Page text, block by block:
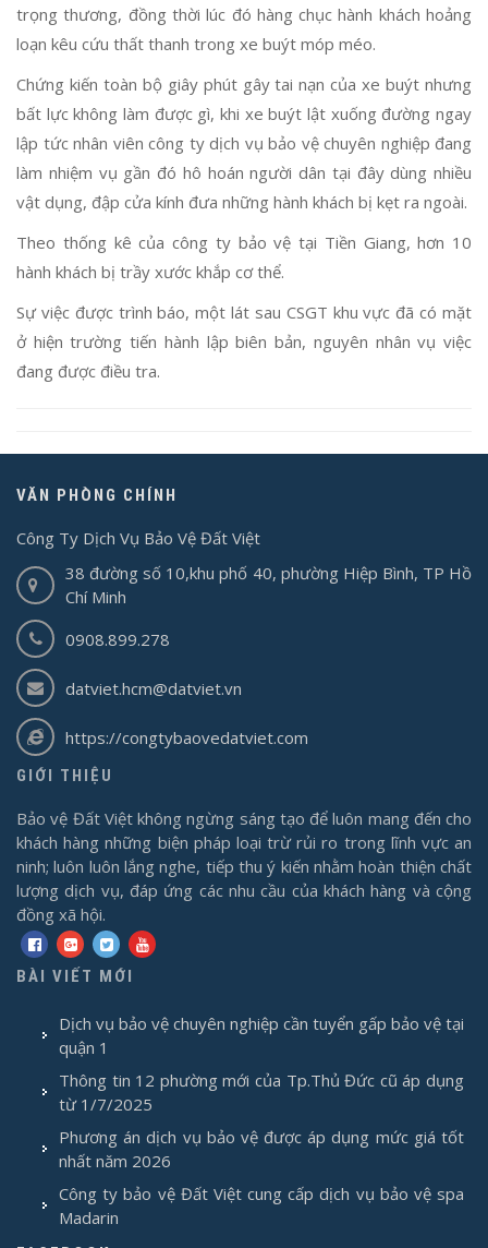
trọng thương, đồng thời lúc đó hàng chục hành khách hoảng
loạn kêu cứu thất thanh trong xe buýt móp méo.
Chứng kiến toàn bộ giây phút gây tai nạn của xe buýt nhưng
bất lực không làm được gì, khi xe buýt lật xuống đường ngay
lập tức nhân viên công ty dịch vụ bảo vệ chuyên nghiệp đang
làm nhiệm vụ gần đó hô hoán người dân tại đây dùng nhiều
vật dụng, đập cửa kính đưa những hành khách bị kẹt ra ngoài.
Theo thống kê của công ty bảo vệ tại Tiền Giang, hơn 10
hành khách bị trầy xước khắp cơ thể.
Sự việc được trình báo, một lát sau CSGT khu vực đã có mặt
ở hiện trường tiến hành lập biên bản, nguyên nhân vụ việc
đang được điều tra.
VĂN PHÒNG CHÍNH
Công Ty Dịch Vụ Bảo Vệ Đất Việt
38 đường số 10,khu phố 40, phường Hiệp Bình, TP Hồ
Chí Minh
0908.899.278
datviet.hcm@datviet.vn
https://congtybaovedatviet.com
GIỚI THIỆU
Bảo vệ Đất Việt không ngừng sáng tạo để luôn mang đến cho
khách hàng những biện pháp loại trừ rủi ro trong lĩnh vực an
ninh; luôn luôn lắng nghe, tiếp thu ý kiến nhằm hoàn thiện chất
lượng dịch vụ, đáp ứng các nhu cầu của khách hàng và cộng
đồng xã hội.
BÀI VIẾT MỚI
Dịch vụ bảo vệ chuyên nghiệp cần tuyển gấp bảo vệ tại
quận 1
Thông tin 12 phường mới của Tp.Thủ Đức cũ áp dụng
từ 1/7/2025
Phương án dịch vụ bảo vệ được áp dụng mức giá tốt
nhất năm 2026
Công ty bảo vệ Đất Việt cung cấp dịch vụ bảo vệ spa
Madarin